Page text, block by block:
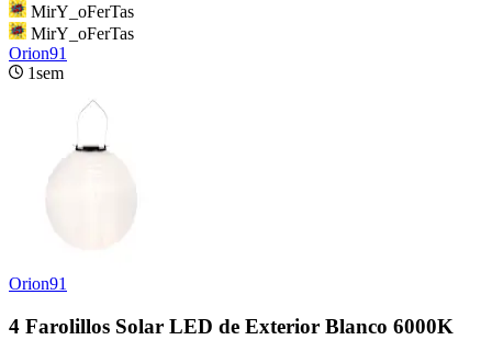
MirY_oFerTas
MirY_oFerTas
Orion91
1sem
Orion91
4 Farolillos Solar LED de Exterior Blanco 6000K